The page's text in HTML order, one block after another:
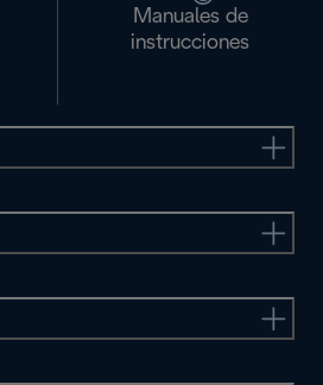
Manuales de
instrucciones